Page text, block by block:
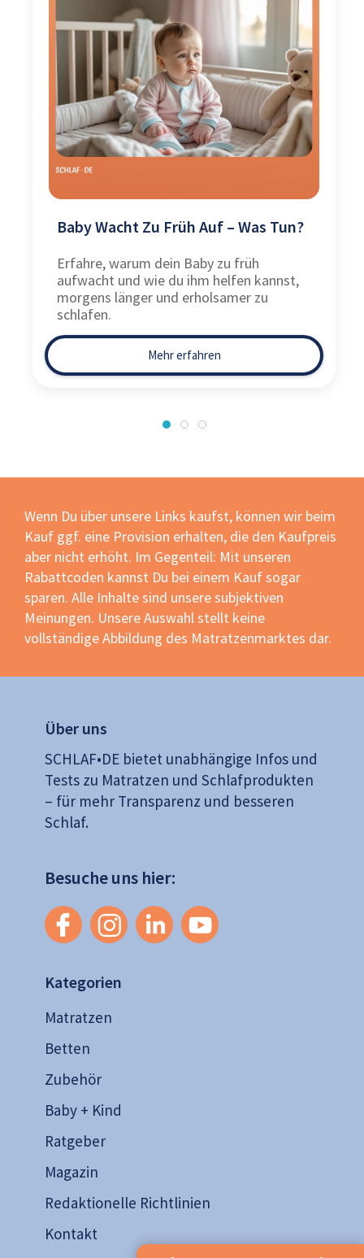
Baby Wacht Zu Früh Auf – Was Tun?
Erfahre, warum dein Baby zu früh
aufwacht und wie du ihm helfen kannst,
morgens länger und erholsamer zu
schlafen.
Mehr erfahren
Wenn Du über unsere Links kaufst, können wir beim
Kauf ggf. eine Provision erhalten, die den Kaufpreis
aber nicht erhöht. Im Gegenteil: Mit unseren
Rabattcoden kannst Du bei einem Kauf sogar
sparen. Alle Inhalte sind unsere subjektiven
Meinungen. Unsere Auswahl stellt keine
vollständige Abbildung des Matratzenmarktes dar.
Über uns
SCHLAF•DE bietet unabhängige Infos und
Tests zu Matratzen und Schlafprodukten
– für mehr Transparenz und besseren
Schlaf.
Besuche uns hier:
Kategorien
Matratzen
Betten
Zubehör
Baby + Kind
Ratgeber
Magazin
Redaktionelle Richtlinien
Kontakt